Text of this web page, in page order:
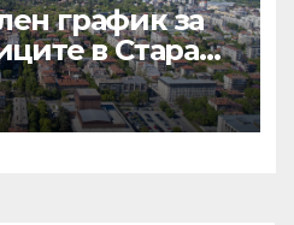
график за
в Стара
от
г.